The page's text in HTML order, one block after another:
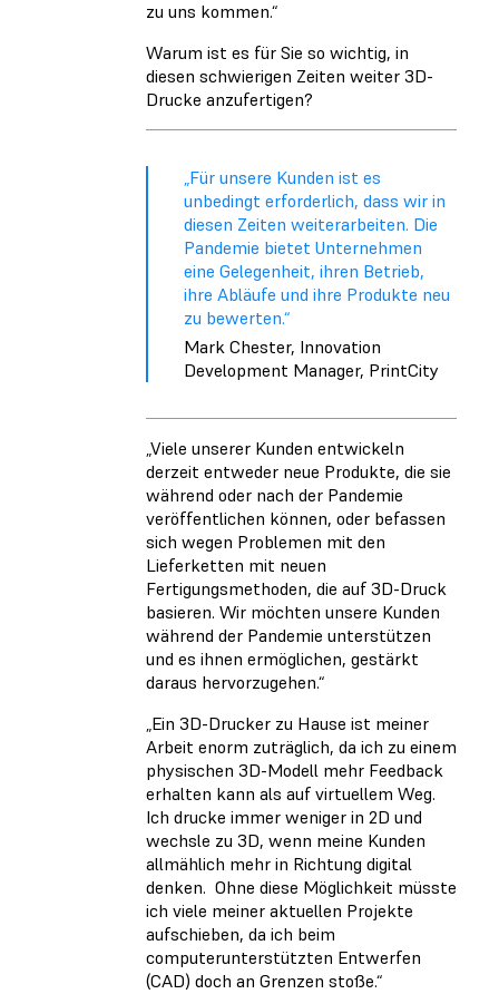
zu uns kommen.“
Warum ist es für Sie so wichtig, in
diesen schwierigen Zeiten weiter 3D-
Drucke anzufertigen?
„Für unsere Kunden ist es
unbedingt erforderlich, dass wir in
diesen Zeiten weiterarbeiten. Die
Pandemie bietet Unternehmen
eine Gelegenheit, ihren Betrieb,
ihre Abläufe und ihre Produkte neu
zu bewerten.“
Mark Chester, Innovation
Development Manager, PrintCity
„Viele unserer Kunden entwickeln
derzeit entweder neue Produkte, die sie
während oder nach der Pandemie
veröffentlichen können, oder befassen
sich wegen Problemen mit den
Lieferketten mit neuen
Fertigungsmethoden, die auf 3D-Druck
basieren. Wir möchten unsere Kunden
während der Pandemie unterstützen
und es ihnen ermöglichen, gestärkt
daraus hervorzugehen.“
„Ein 3D-Drucker zu Hause ist meiner
Arbeit enorm zuträglich, da ich zu einem
physischen 3D-Modell mehr Feedback
erhalten kann als auf virtuellem Weg.
Ich drucke immer weniger in 2D und
wechsle zu 3D, wenn meine Kunden
allmählich mehr in Richtung digital
denken. Ohne diese Möglichkeit müsste
ich viele meiner aktuellen Projekte
aufschieben, da ich beim
computerunterstützten Entwerfen
(CAD) doch an Grenzen stoße.“